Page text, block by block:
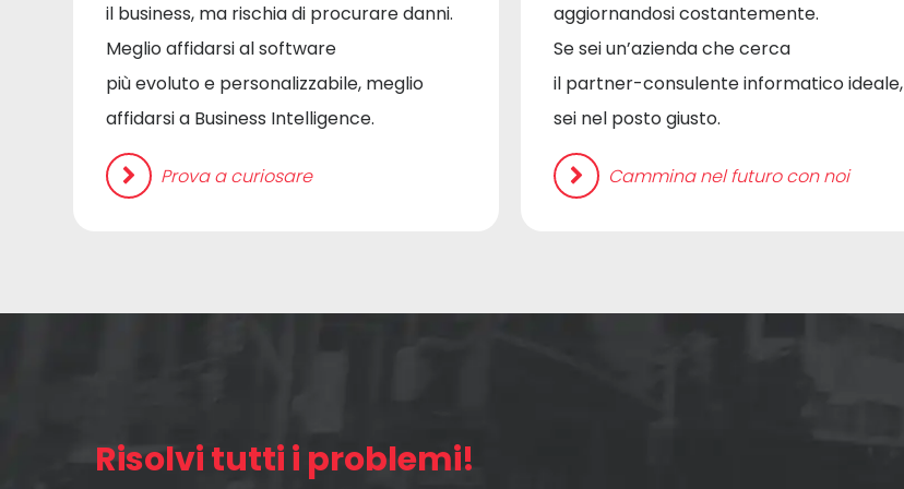
il business, ma rischia di procurare danni.
Meglio affidarsi al software
più evoluto e personalizzabile, meglio
affidarsi a Business Intelligence.
Prova a curiosare
aggiornandosi costantemente.
Se sei un’azienda che cerca
il partner-consulente informatico ideale,
sei nel posto giusto.
Cammina nel futuro con noi
Risolvi tutti i problemi!